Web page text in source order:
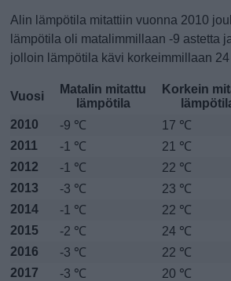
Alin lämpötila mitattiin vuonna 2010
lämpötila oli matalimmillaan -9 astetta
jolloin lämpötila kävi korkeimmillaan
Vuosi
Matalin mitattu
lämpötila
Korkein
2010
-9 ℃
17 ℃
2011
-1 ℃
21 ℃
2012
-1 ℃
22 ℃
2013
-3 ℃
23 ℃
2014
-1 ℃
22 ℃
2015
-2 ℃
24 ℃
2016
-3 ℃
22 ℃
2017
-3 ℃
20 ℃